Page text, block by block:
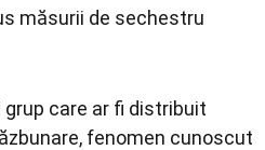
măsurii de sechestru
care ar fi distribuit
fenomen cunoscut